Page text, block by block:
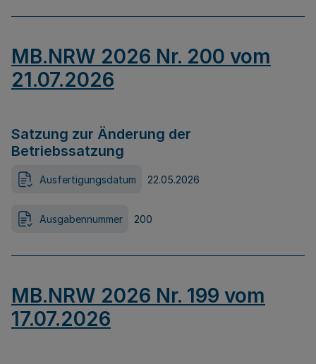
MB.NRW 2026 Nr. 200 vom
21.07.2026
Satzung zur Änderung der
Betriebssatzung
Ausfertigungsdatum 22.05.2026
Ausgabennummer 200
MB.NRW 2026 Nr. 199 vom
17.07.2026